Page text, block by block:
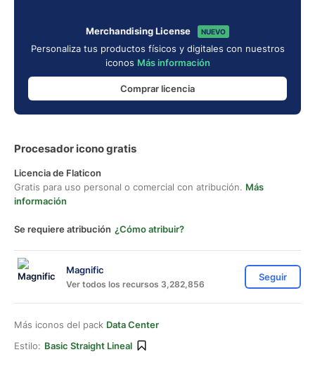
Merchandising License NUEVO
Personaliza tus productos físicos y digitales con nuestros
iconos Más información
Comprar licencia
Procesador icono gratis
Licencia de Flaticon
Gratis para uso personal o comercial con atribución. Más
información
Se requiere atribución ¿Cómo atribuir?
Magnific
Ver todos los recursos 3,282,856
Seguir
Más iconos del pack Data Center
Estilo: Basic Straight Lineal